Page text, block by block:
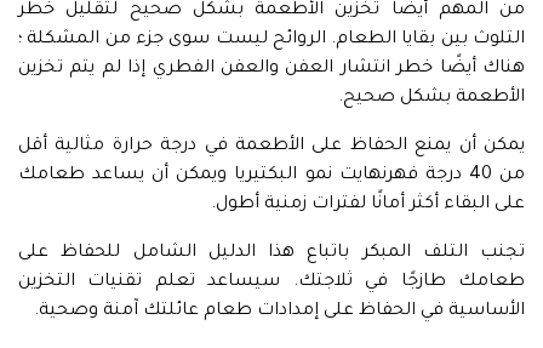
من المهم أيضًا تخزين الأطعمة بشكل صحيح لتقليل خطر
التلوث بين بقايا الطعام. الروائح ليست سوى جزء من المشكلة ؛
هناك أيضًا خطر انتشار العفن والعفن الفطري إذا لم يتم تخزين
الأطعمة بشكل صحيح.
يمكن أن يمنع الحفاظ على الأطعمة في درجة حرارة مثالية أقل
من 40 درجة فهرنهايت نمو البكتيريا ويمكن أن يساعد طعامك
على البقاء أكثر أمانًا لفترات زمنية أطول.
تجنب التلف المبكر باتباع هذا الدليل الشامل للحفاظ على
طعامك طازجًا في ثلاجتك. سيساعد تعلم تقنيات التخزين
الأساسية في الحفاظ على إمدادات طعام عائلتك آمنة وصحية.